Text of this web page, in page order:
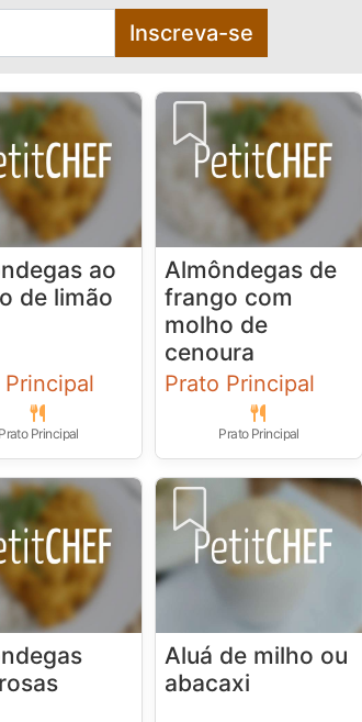
Inscreva-se
ao
de limão
Principal
Prato Principal
Almôndegas de
frango com
molho de
cenoura
Prato Principal
Prato Principal
Aluá de milho ou
abacaxi